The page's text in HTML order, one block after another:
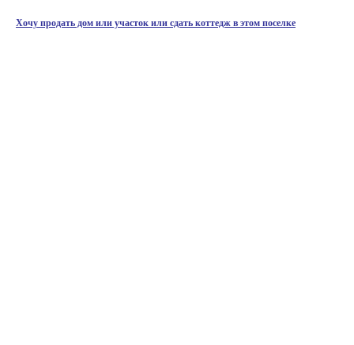
Хочу продать дом или участок или сдать коттедж в этом поселке